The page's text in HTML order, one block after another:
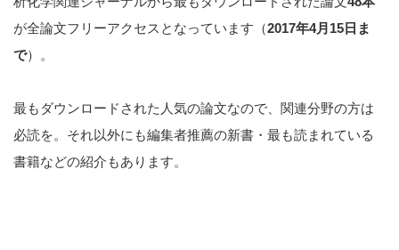
が全論文フリーアクセスとなっています（2017年4月15日ま
で）。
最もダウンロードされた人気の論文なので、関連分野の方は
必読を。それ以外にも編集者推薦の新書・最も読まれている
書籍などの紹介もあります。